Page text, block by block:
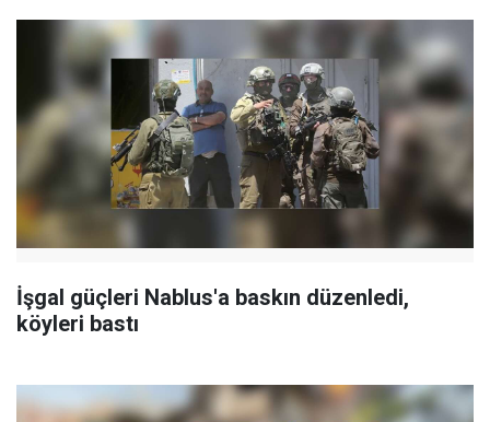
İşgal güçleri Nablus'a baskın düzenledi,
köyleri bastı